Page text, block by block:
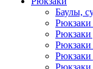
Баулы,
Рюкзаки
Рюкзаки
Рюкзаки
Рюкзаки